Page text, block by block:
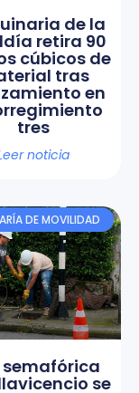
de la
retira 90
cúbicos de
tras
en
tres
noticia
DE MOVILIDAD
semafórica
se